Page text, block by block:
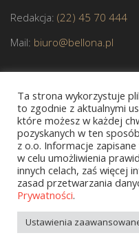
Redakcja: (22) 45 70 444
Mail: biuro@bellona.pl
JESTEŚMY CZŁONKIEM POLSKIEJ
Copyright © 2020 bellona.pl
Ta strona wykorzystuje
to zgodnie z aktualnymi
które możesz w każdej
pozyskanych w ten
z o.o. Informacje
w celu umożliwienia
innych celach, zaś więcej
zasad przetwarzania
Prywatności.
Ustawienia